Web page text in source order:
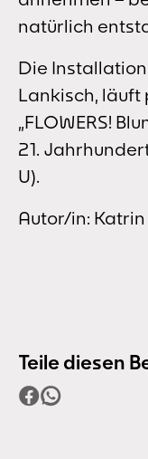
natürlich
Die
Lankisch, läuft
„FLOWERS!
21.
U).
Autor/in:
Teile diesen